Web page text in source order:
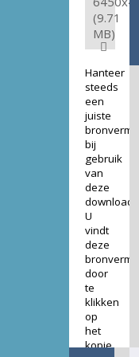
(9.71
MB)
Hanteer
steeds
een
juiste
bij
gebruik
van
deze
download.
U
vindt
deze
door
te
klikken
op
het
kopje